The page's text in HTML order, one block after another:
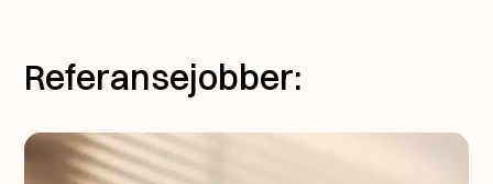
Referansejobber: